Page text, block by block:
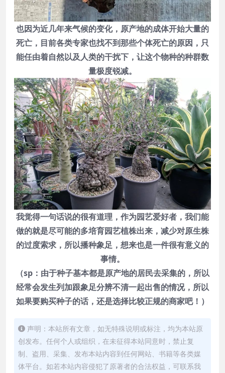
也因为近几年来气候的变化，原产地的成体开始大量的
死亡，目前各类专家也找不到那些个体死亡的原因，只
能任由着自然以及人类的干扰下，让这个物种的种群数
量极度锐减。
我觉得一句话说的很有道理，作为园艺爱好者，我们能
做的就是尽可能的多培育园艺植株出来，减少对原生株
的过度索求，所以播种象足，想来也是一件很有意义的
事情。
（sp：由于种子基本都是原产地的居民去采集的，所以
经常会发生列加跟象足分辨不清一起出售的情况，所以
如果要购买种子的话，还是选择比较正规的商家吧！）
声明：本站所有文章，如无特殊说明或标注，均为本站原
创发布。任何个人或组织，在未征得本站同意时，禁止复
制、盗用、采集、发布本站内容到任何网站、书籍等各类媒
体平台。如若本站内容侵犯了原著者的合法权益，可联系我